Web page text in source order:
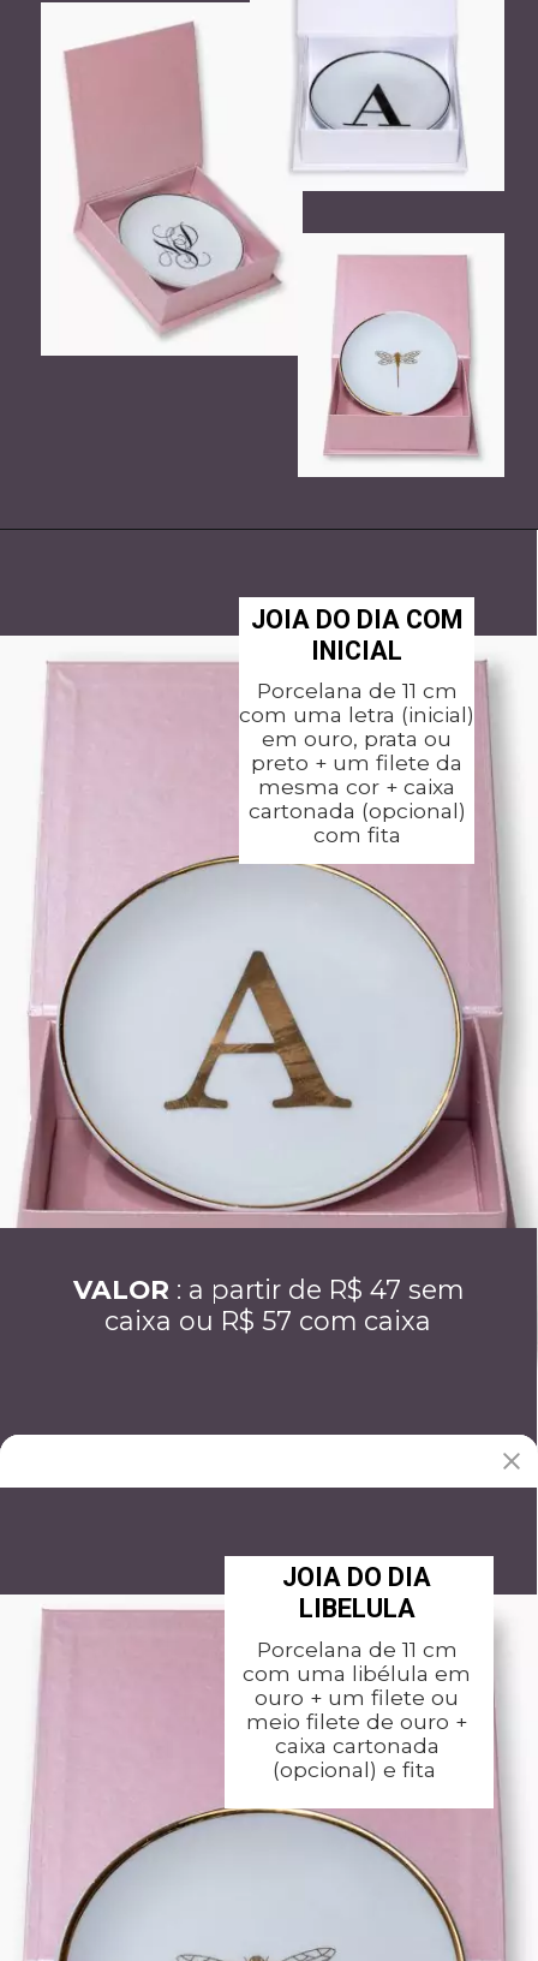
JOIA DO DIA COM
INICIAL
Porcelana de 11 cm
com uma letra (inicial)
em ouro, prata ou
preto + um filete da
mesma cor + caixa
cartonada (opcional)
com fita
VALOR : a partir de R$ 47 sem
caixa ou R$ 57 com caixa
JOIA DO DIA
LIBELULA
Porcelana de 11 cm
com uma libélula em
ouro + um filete ou
meio filete de ouro +
caixa cartonada
(opcional) e fita